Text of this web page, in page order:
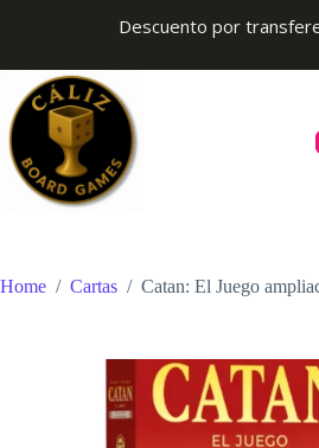
Descuento por
content
Home / Cartas / Catan: El Juego